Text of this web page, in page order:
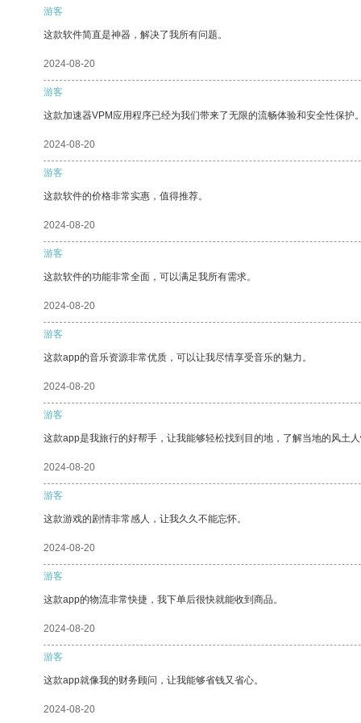
游客
这款软件简直是神器，解决了我所有问题。
2024-08-20
游客
这款加速器VPM应用程序已经为我们带来了无限的流畅体验和安全性保护
2024-08-20
游客
这款软件的价格非常实惠，值得推荐。
2024-08-20
游客
这款软件的功能非常全面，可以满足我所有需求。
2024-08-20
游客
这款app的音乐资源非常优质，可以让我尽情享受音乐的魅力。
2024-08-20
游客
这款app是我旅行的好帮手，让我能够轻松找到目的地，了解当地的风土
2024-08-20
游客
这款游戏的剧情非常感人，让我久久不能忘怀。
2024-08-20
游客
这款app的物流非常快捷，我下单后很快就能收到商品。
2024-08-20
游客
这款app就像我的财务顾问，让我能够省钱又省心。
2024-08-20